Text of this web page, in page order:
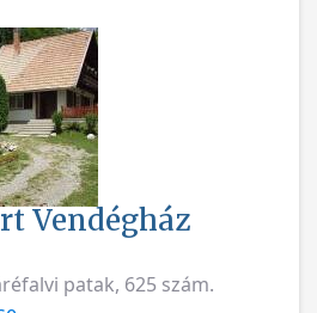
Vendégház
patak, 625 szám.